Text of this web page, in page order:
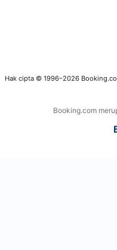
Hak cipta © 1996–2026
Booking.com